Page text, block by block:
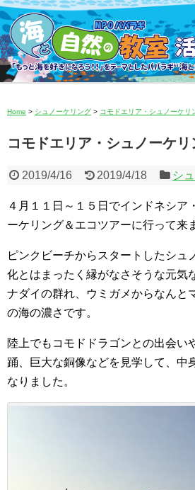
Home > シュノーケリング > コモドエリア・シュノーケリ
コモドエリア・シュノーケ
2019/4/16 2019/4/18 シ
４月１１日～１５日でインドネシア
ーケリング＆エコツアーに行って来
ピンクビーチからスタートしたシュ
化とはまったく縁がなさそうな元気
ナダイの群れ、ウミガメからなんと
の海の濃さです。
陸上でもコモドドラゴンとの出会い
踊、巨大な銅像などを見学して、中
なりました。